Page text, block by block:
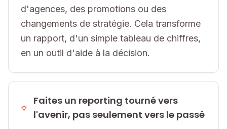
d'agences, des promotions ou des
changements de stratégie. Cela transforme
un rapport, d'un simple tableau de chiffres,
en un outil d'aide à la décision.
Faites un reporting tourné vers
l'avenir, pas seulement vers le passé